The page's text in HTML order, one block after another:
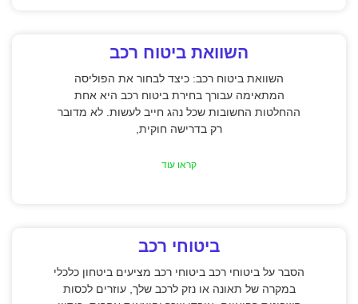
השוואת ביטוח רכב
השוואת ביטוח רכב: כיצד לבחור את הפוליסה
המתאימה עבורך בחירת ביטוח רכב היא אחת
ההחלטות החשובות שכל נהג חייב לעשות. לא מדובר
רק בדרישה חוקית,
קראו עוד
ביטוחי רכב
הסבר על ביטוחי רכב ביטוחי רכב מציעים ביטחון כלכלי
במקרה של תאונה או נזק לרכב שלך, עוזרים לכסות